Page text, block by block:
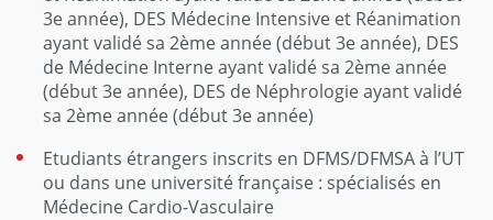
3e année), DES Médecine Intensive et Réanimation
ayant validé sa 2ème année (début 3e année), DES
de Médecine Interne ayant validé sa 2ème année
(début 3e année), DES de Néphrologie ayant validé
sa 2ème année (début 3e année)
Etudiants étrangers inscrits en DFMS/DFMSA à l’UT
ou dans une université française : spécialisés en
Médecine Cardio-Vasculaire